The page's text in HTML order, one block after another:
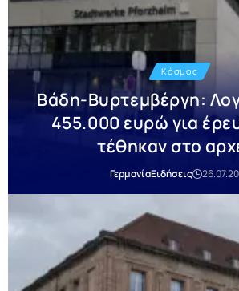
Κόσμος
Βάδη-Βυρτεμβέργη:
455.000 ευρώ για
τέθηκαν στο
ΓερμανίαΕιδήσεις